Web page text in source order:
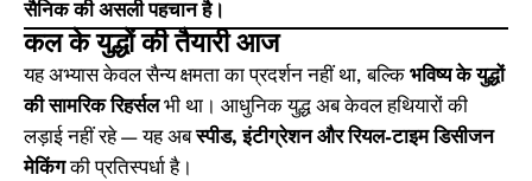
सैनिक की असली पहचान है।
कल के युद्धों की तैयारी आज
यह अभ्यास केवल सैन्य क्षमता का प्रदर्शन नहीं था, बल्कि भविष्य के युद्धों
की सामरिक रिहर्सलभी था। आधुनिक युद्ध अब केवल हथियारों की
लड़ाई नहीं रहे — यह अबस्पीड, इंटीग्रेशन और रियल-टाइम डिसीजन
मेकिंगकी प्रतिस्पर्धा है।